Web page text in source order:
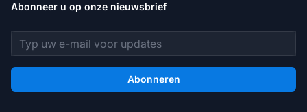
Abonneer u op onze nieuwsbrief
E-mailadres
Abonneren